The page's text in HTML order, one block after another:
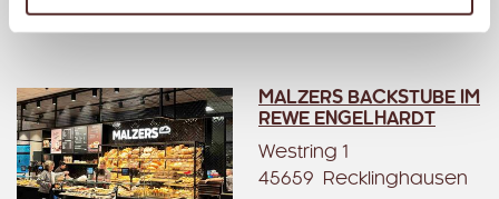
– schließt um 20:00 Uhr.
MALZERS BACKSTUBE IM
REWE ENGELHARDT
Westring 1
45659 Recklinghausen